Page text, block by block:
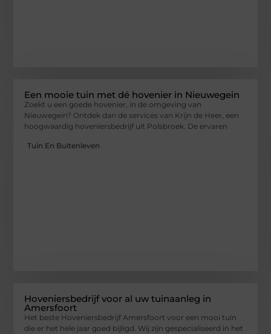
Een mooie tuin met dé hovenier in Nieuwegein
Zoekt u een goede hovenier, in de omgeving van
Nieuwegein? Ontdek dan de services van Krijn de Heer, een
hoogwaardig hoveniersbedrijf uit Polsbroek. De ervaren
Tuin En Buitenleven
Hoveniersbedrijf voor al uw tuinaanleg in
Amersfoort
Het beste Hoveniersbedrijf Amersfoort voor een mooi tuin
die er het hele jaar goed bijligd. Wij zijn gespecialiseerd in het